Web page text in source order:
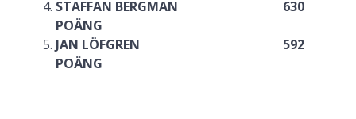
STAFFAN BERGMAN 630
POÄNG
JAN LÖFGREN 592
POÄNG